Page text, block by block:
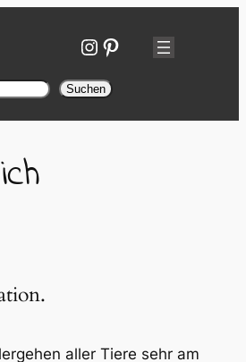
Instagram
Pinterest
Suchen
aller Tiere sehr am